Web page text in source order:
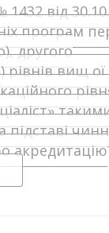
від
програм
другого
рівнів вищ ої
підставі
акредитацію